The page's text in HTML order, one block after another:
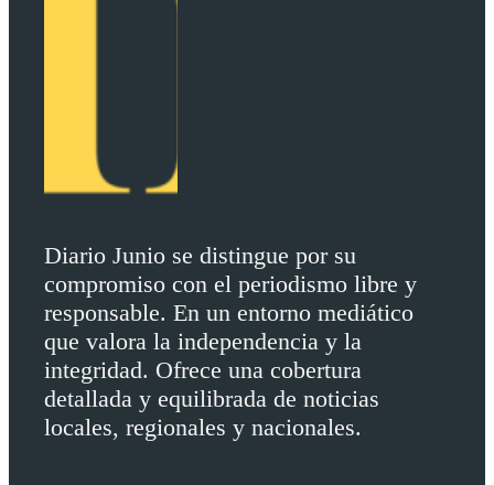
Diario Junio se distingue por su
compromiso con el periodismo libre y
responsable. En un entorno mediático
que valora la independencia y la
integridad. Ofrece una cobertura
detallada y equilibrada de noticias
locales, regionales y nacionales.